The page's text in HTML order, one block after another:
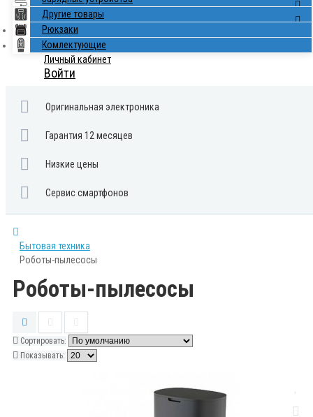
Другие товары
Рюкзаки
Комлектующие
Личный кабинет
Войти
Оригинальная электроника
Гарантия 12 месяцев
Низкие цены
Сервис смартфонов
Бытовая техника
Роботы-пылесосы
Роботы-пылесосы
Сортировать:
Показывать: